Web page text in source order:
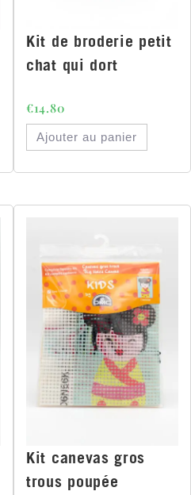
Kit de broderie petit
chat qui dort
€14.80
Ajouter au panier
Kit canevas gros
trous poupée